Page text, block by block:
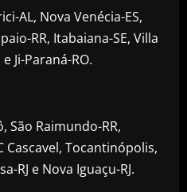
AL, Nova Venécia-ES,
RR, Itabaiana-SE, Villa
Ji-Paraná-RO.
São Raimundo-RR,
Cascavel, Tocantinópolis,
RJ e Nova Iguaçu-RJ.